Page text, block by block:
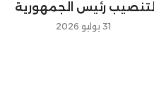
لتنصيب رئيس الجمهورية
31 يوليو 2026